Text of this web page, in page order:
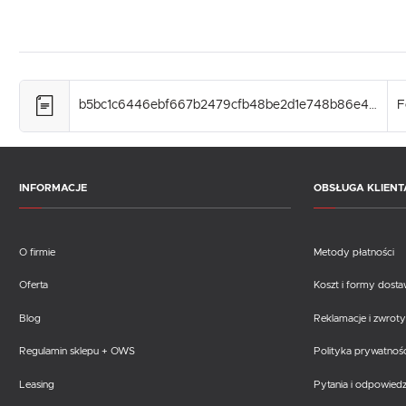
b5bc1c6446ebf667b2479cfb48be2d1e748b86e4.pdf
INFORMACJE
O firmie
Oferta
Blog
Regulamin sklepu + OWS
Leasing
OBSŁUGA
Metody płatności
Koszt i formy
Reklamacje i zwroty
Polityka
Pytania i